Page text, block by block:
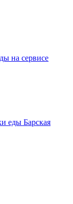
на сервисе
еды Барская